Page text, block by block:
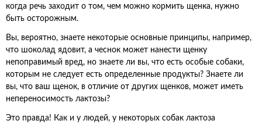
когда речь заходит о том, чем можно кормить щенка, нужно
быть осторожным.
Вы, вероятно, знаете некоторые основные принципы, например,
что шоколад ядовит, а чеснок может нанести щенку
непоправимый вред, но знаете ли вы, что есть особые собаки,
которым не следует есть определенные продукты? Знаете ли
вы, что ваш щенок, в отличие от других щенков, может иметь
непереносимость лактозы?
Это правда! Как и у людей, у некоторых собак лактоза